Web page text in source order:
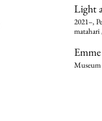
Light
2021–,
Emme
Museum